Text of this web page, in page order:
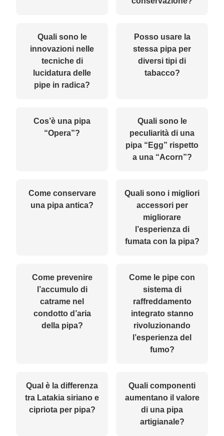
Quali sono le
innovazioni nelle
tecniche di
lucidatura delle
pipe in radica?
Posso usare la
stessa pipa per
diversi tipi di
tabacco?
Cos’è una pipa
“Opera”?
Quali sono le
peculiarità di una
pipa “Egg” rispetto
a una “Acorn”?
Come conservare
una pipa antica?
Quali sono i migliori
accessori per
migliorare
l’esperienza di
fumata con la pipa?
Come prevenire
l’accumulo di
catrame nel
condotto d’aria
della pipa?
Come le pipe con
sistema di
raffreddamento
integrato stanno
rivoluzionando
l’esperienza del
fumo?
Qual è la differenza
tra Latakia siriano e
cipriota per pipa?
Quali componenti
aumentano il valore
di una pipa
artigianale?